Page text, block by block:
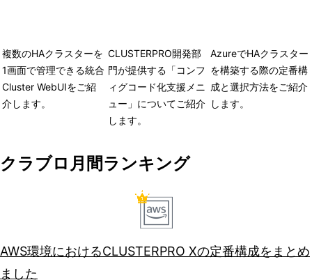
複数のHAクラスターを
1画面で管理できる統合
Cluster WebUIをご紹
介します。
CLUSTERPRO開発部
門が提供する「コンフ
ィグコード化支援メニ
ュー」についてご紹介
します。
AzureでHAクラスター
を構築する際の定番構
成と選択方法をご紹介
します。
クラブロ月間ランキング
AWS環境におけるCLUSTERPRO Xの定番構成をまとめ
ました